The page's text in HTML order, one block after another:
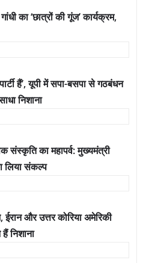
का ‘छात्रों की गूंज’ कार्यक्रम,
हैं’, यूपी में सपा-बसपा से गठबंधन
निशाना
संस्कृति का महापर्व: मुख्यमंत्री
लिया संकल्प
और उत्तर कोरिया अमेरिकी
निशाना